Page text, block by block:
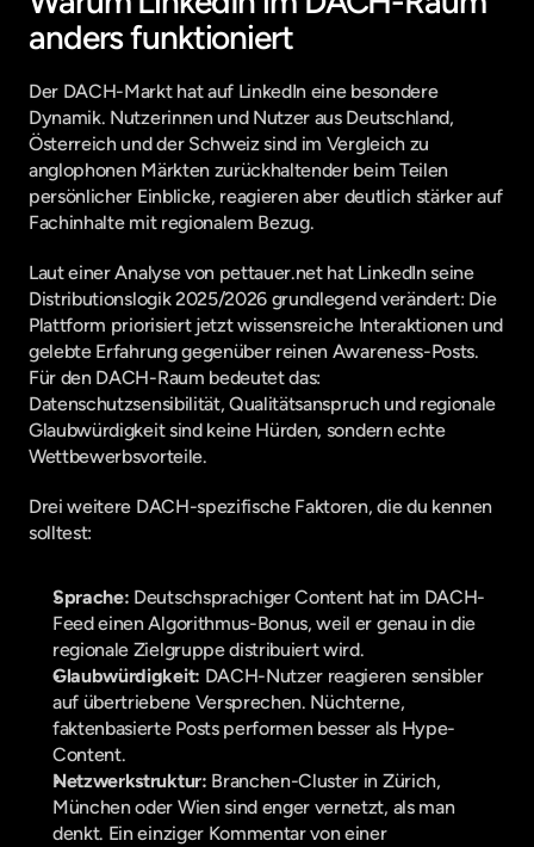
anders funktioniert
Der DACH-Markt hat auf LinkedIn eine besondere
Dynamik. Nutzerinnen und Nutzer aus Deutschland,
Österreich und der Schweiz sind im Vergleich zu
anglophonen Märkten zurückhaltender beim Teilen
persönlicher Einblicke, reagieren aber deutlich stärker auf
Fachinhalte mit regionalem Bezug.
Laut einer Analyse von pettauer.net hat LinkedIn seine
Distributionslogik 2025/2026 grundlegend verändert: Die
Plattform priorisiert jetzt wissensreiche Interaktionen und
gelebte Erfahrung gegenüber reinen Awareness-Posts.
Für den DACH-Raum bedeutet das:
Datenschutzsensibilität, Qualitätsanspruch und regionale
Glaubwürdigkeit sind keine Hürden, sondern echte
Wettbewerbsvorteile.
Drei weitere DACH-spezifische Faktoren, die du kennen
solltest:
Sprache: Deutschsprachiger Content hat im DACH-
Feed einen Algorithmus-Bonus, weil er genau in die
regionale Zielgruppe distribuiert wird.
Glaubwürdigkeit: DACH-Nutzer reagieren sensibler
auf übertriebene Versprechen. Nüchterne,
faktenbasierte Posts performen besser als Hype-
Content.
Netzwerkstruktur: Branchen-Cluster in Zürich,
München oder Wien sind enger vernetzt, als man
denkt. Ein einziger Kommentar von einer